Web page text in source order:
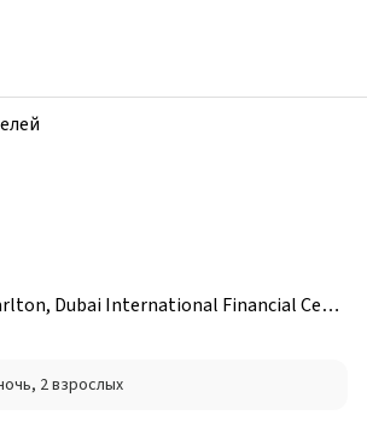
Dubai International Financial Centr
, 2 взрослых